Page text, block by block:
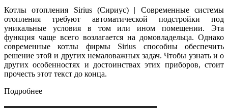
Котлы отопления Sirius (Сириус) | Современные системы
отопления требуют автоматической подстройки под
уникальные условия в том или ином помещении. Эта
функция чаще всего возлагается на домовладельца. Однако
современные котлы фирмы Sirius способны обеспечить
решение этой и других немаловажных задач. Чтобы узнать и о
других особенностях и достоинствах этих приборов, стоит
прочесть этот текст до конца.
Подробнее